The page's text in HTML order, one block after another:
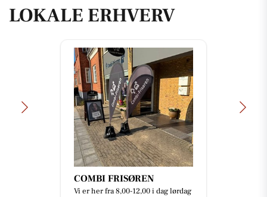
LOKALE ERHVERV
COMBI FRISØREN
Vi er her fra 8,00-12,00 i dag lørdag